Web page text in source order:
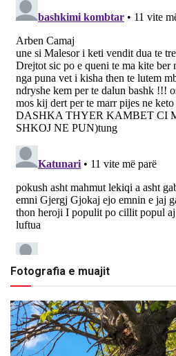
Fotografia e muajit